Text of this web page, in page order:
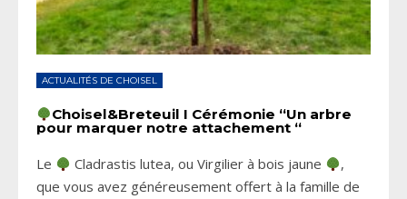
ACTUALITÉS DE CHOISEL
Choisel&Breteuil I Cérémonie “Un arbre
pour marquer notre attachement “
Le Cladrastis lutea, ou Virgilier à bois jaune
,
que vous avez généreusement offert à la famille de